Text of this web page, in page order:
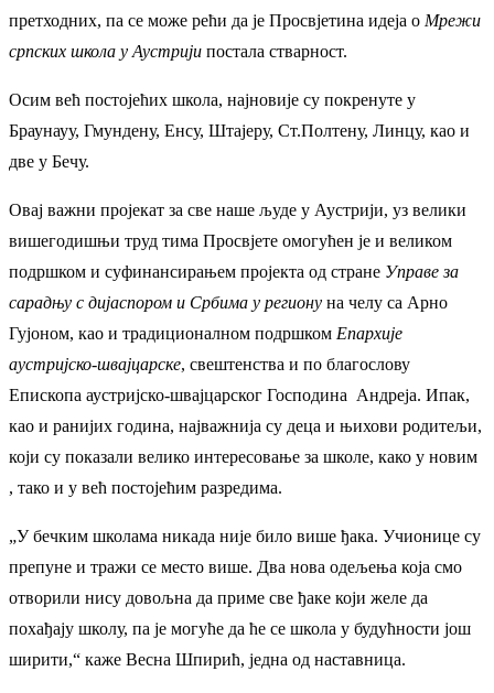
претходних, па се може рећи да је Просвјетина идеја о Мрежи
српских школа у Аустрији постала стварност.
Осим већ постојећих школа, најновије су покренуте у
Браунауу, Гмундену, Енсу, Штајеру, Ст.Полтену, Линцу, као и
две у Бечу.
Овај важни пројекат за све наше људе у Аустрији, уз велики
вишегодишњи труд тима Просвјете омогућен је и великом
подршком и суфинансирањем пројекта од стране Управе за
сарадњу с дијаспором и Србима у региону на челу са Арно
Гујоном, као и традиционалном подршком Епархије
аустријско-швајцарске, свештенства и по благослову
Епископа аустријско-швајцарског Господина Андреја. Ипак,
као и ранијих година, најважнија су деца и њихови родитељи,
који су показали велико интересовање за школе, како у новим
, тако и у већ постојећим разредима.
„У бечким школама никада није било више ђака. Учионице су
препуне и тражи се место више. Два нова одељења која смо
отворили нису довољна да приме све ђаке који желе да
похађају школу, па је могуће да ће се школа у будућности још
ширити,“ каже Весна Шпирић, једна од наставница.